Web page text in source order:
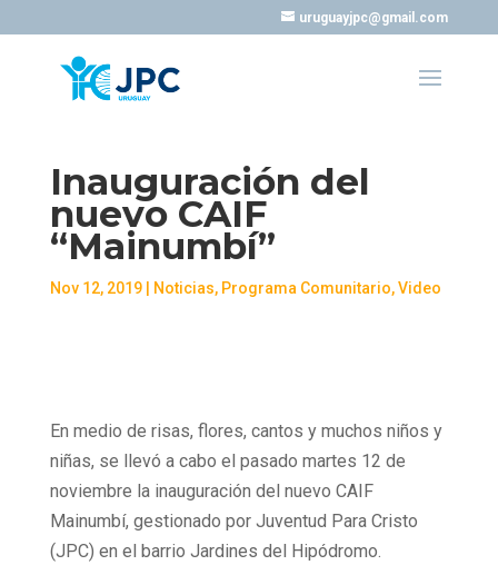
uruguayjpc@gmail.com
Inauguración del
nuevo CAIF
“Mainumbí”
Nov 12, 2019| Noticias, Programa Comunitario,Video
En medio de risas, flores, cantos y muchos niños y
niñas, se llevó a cabo el pasado martes 12 de
noviembre la inauguración del nuevo CAIF
Mainumbí, gestionado por Juventud Para Cristo
(JPC) en el barrio Jardines del Hipódromo.